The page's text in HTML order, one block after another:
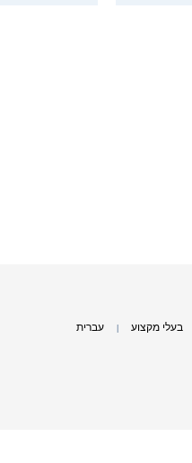
בעלי מקצוע עברית